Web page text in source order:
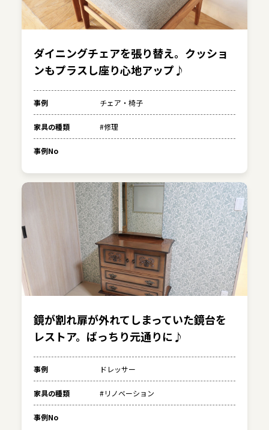
ダイニングチェアを張り替え。クッショ
ンもプラスし座り心地アップ♪
事例 チェア・椅子
家具の種類 #修理
事例No
鏡が割れ扉が外れてしまっていた鏡台を
レストア。ばっちり元通りに♪
事例 ドレッサー
家具の種類 #リノベーション
事例No